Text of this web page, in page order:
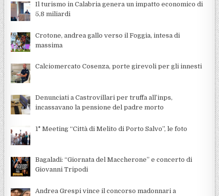
Il turismo in Calabria genera un impatto economico di
5,8 miliardi
Crotone, andrea gallo verso il Foggia, intesa di
massima
Calciomercato Cosenza, porte girevoli per gli innesti
Denunciati a Castrovillari per truffa all’inps,
incassavano la pensione del padre morto
1° Meeting “Città di Melito di Porto Salvo”, le foto
Bagaladi: “Giornata del Maccherone” e concerto di
Giovanni Tripodi
Andrea Grespi vince il concorso madonnari a